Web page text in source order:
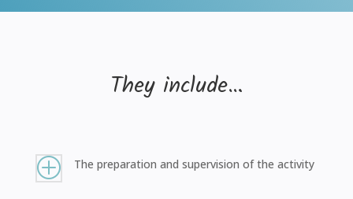
They include…
P The preparation and supervision of the activity